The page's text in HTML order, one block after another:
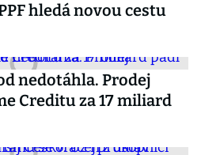
hledá novou cestu
nedotáhla. Prodej
Creditu za 17 miliard